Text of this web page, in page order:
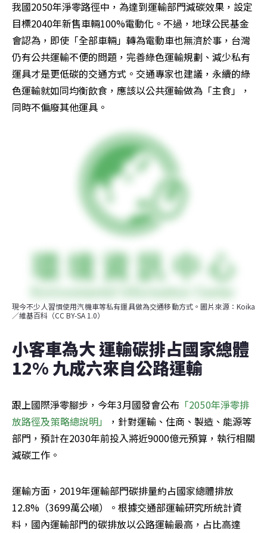
我國2050年淨零路徑中，為達到運輸部門減碳效果，設定
目標2040年新售車輛100%電動化。不過，地球公民基金
會認為，即使「全部車輛」轉為電動車也無濟於事，台灣
仍有公共運輸不便的問題，完善綠色運輸規劃、減少私有
運具才是更低碳的交通方式。交通專家也建議，永續的綠
色運輸就如同均衡飲食，應該以公共運輸做為「主食」，
同時不偏廢其他運具。
現今不少人習慣使用汽機車等私有運具做為交通移動方式。圖片來源：Koika
／維基百科（CC BY-SA 1.0）
小客車為大 運輸碳排占國家總體
12% 九成六來自公路運輸
跟上國際淨零腳步，今年3月國發會公布 「2050年淨零排
放路徑及策略總說明」
，針對運輸、住商、製造、能源等
部門，預計在2030年前投入將近9000億元預算，執行相關
減碳工作。
運輸方面，2019年運輸部門碳排量約占國家總體排放
12.8%（3699萬公噸）。根據交通部運輸研究所統計資
料，國內運輸部門的碳排放以公路運輸最高，占比高達